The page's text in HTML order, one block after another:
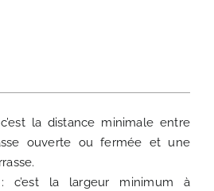
la distance minimale entre
ouverte ou fermée et une
la largeur minimum à